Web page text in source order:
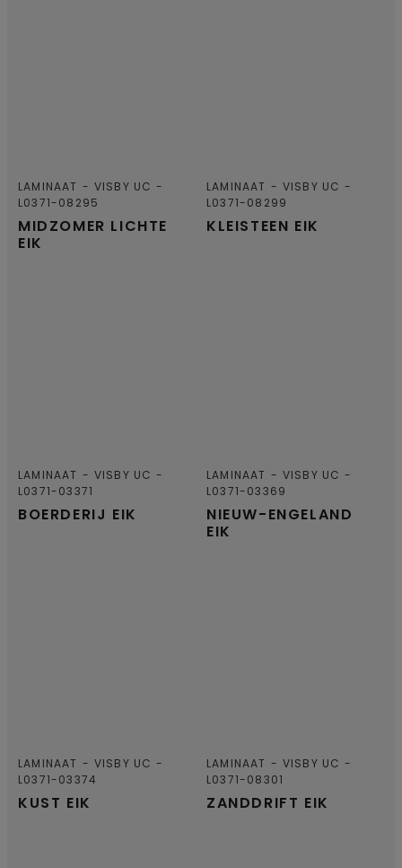
MIDZOMER LICHTE
EIK
LAMINAAT
VISBY UC
L0371-08295
KLEISTEEN EIK
LAMINAAT
VISBY UC
L0371-08299
BOERDERIJ EIK
LAMINAAT
VISBY UC
L0371-03371
NIEUW-ENGELAND
EIK
LAMINAAT
VISBY UC
L0371-03369
KUST EIK
LAMINAAT
VISBY UC
L0371-03374
ZANDDRIFT EIK
LAMINAAT
VISBY UC
L0371-08301